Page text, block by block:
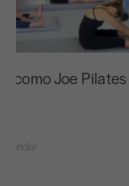
como Joe